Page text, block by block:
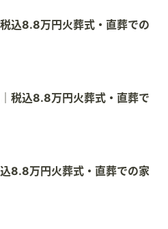
込8.8万円火葬式・直葬での
税込8.8万円火葬式・直葬で
8.8万円火葬式・直葬での家